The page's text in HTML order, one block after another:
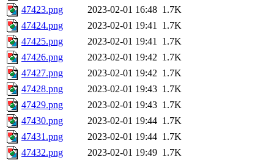
47423.png
2023-02-01 16:48 1.7K
47424.png
2023-02-01 19:41 1.7K
47425.png
2023-02-01 19:41 1.7K
47426.png
2023-02-01 19:42 1.7K
47427.png
2023-02-01 19:42 1.7K
47428.png
2023-02-01 19:43 1.7K
47429.png
2023-02-01 19:43 1.7K
47430.png
2023-02-01 19:44 1.7K
47431.png
2023-02-01 19:44 1.7K
47432.png
2023-02-01 19:49 1.7K